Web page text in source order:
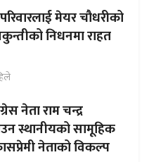
मेयर चौधरीको
निधनमा राहत
नेता राम चन्द्र
स्थानीयको सामूहिक
नेताको विकल्प